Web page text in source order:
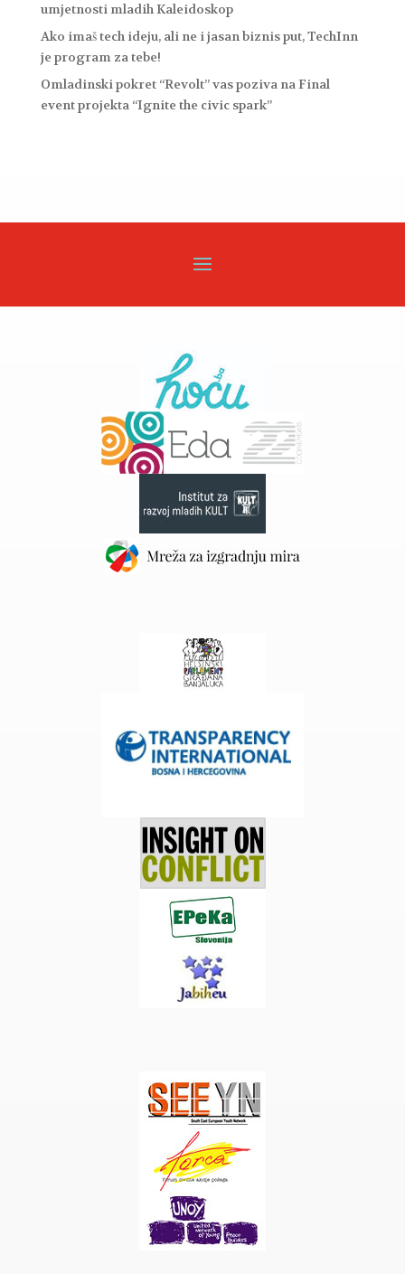
umjetnosti mladih Kaleidoskop
Ako imaš tech ideju, ali ne i jasan biznis put, TechInn
je program za tebe!
Omladinski pokret “Revolt” vas poziva na Final
event projekta “Ignite the civic spark”